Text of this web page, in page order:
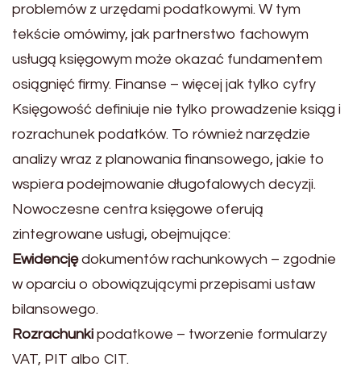
problemów z urzędami podatkowymi. W tym
tekście omówimy, jak partnerstwo fachowym
usługą księgowym może okazać fundamentem
osiągnięć firmy. Finanse – więcej jak tylko cyfry
Księgowość definiuje nie tylko prowadzenie ksiąg i
rozrachunek podatków. To również narzędzie
analizy wraz z planowania finansowego, jakie to
wspiera podejmowanie długofalowych decyzji.
Nowoczesne centra księgowe oferują
zintegrowane usługi, obejmujące:
Ewidencjędokumentów rachunkowych – zgodnie
w oparciu o obowiązującymi przepisami ustaw
bilansowego.
Rozrachunki podatkowe – tworzenie formularzy
VAT, PIT albo CIT.